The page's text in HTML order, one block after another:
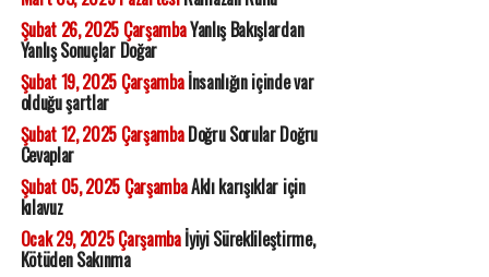
Şubat 26, 2025 ÇarşambaYanlış Bakışlardan
Yanlış Sonuçlar Doğar
Şubat 19, 2025 Çarşambaİnsanlığın içinde var
olduğu şartlar
Şubat 12, 2025 ÇarşambaDoğru Sorular Doğru
Cevaplar
Şubat 05, 2025 ÇarşambaAklı karışıklar için
kılavuz
Ocak 29, 2025 Çarşambaİyiyi Süreklileştirme,
Kötüden Sakınma